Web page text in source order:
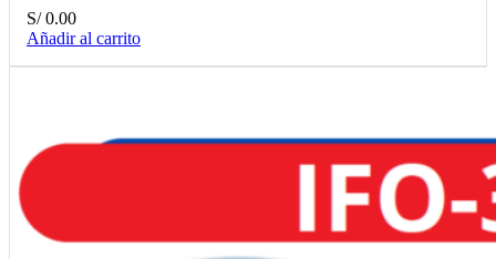
S/0.00
Añadir al carrito